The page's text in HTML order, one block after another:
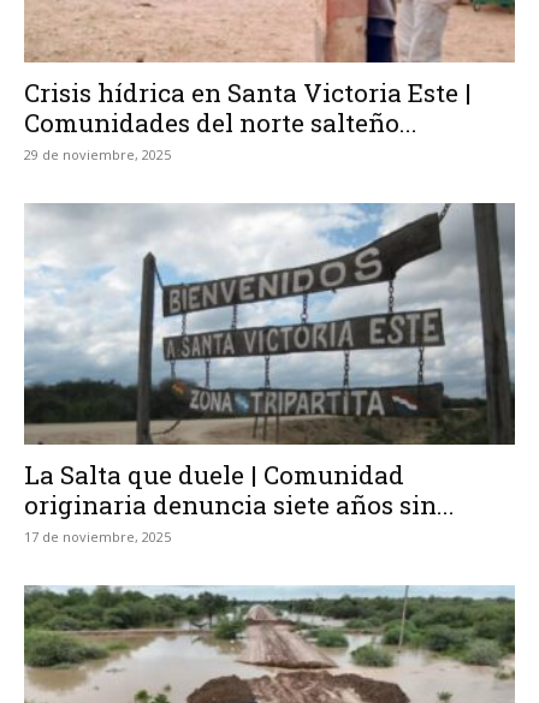
Crisis hídrica en Santa Victoria Este |
Comunidades del norte salteño...
29 de noviembre, 2025
La Salta que duele | Comunidad
originaria denuncia siete años sin...
17 de noviembre, 2025